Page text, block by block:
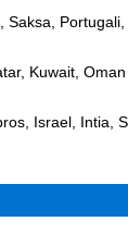
Kuwait,
Israel, Intia,